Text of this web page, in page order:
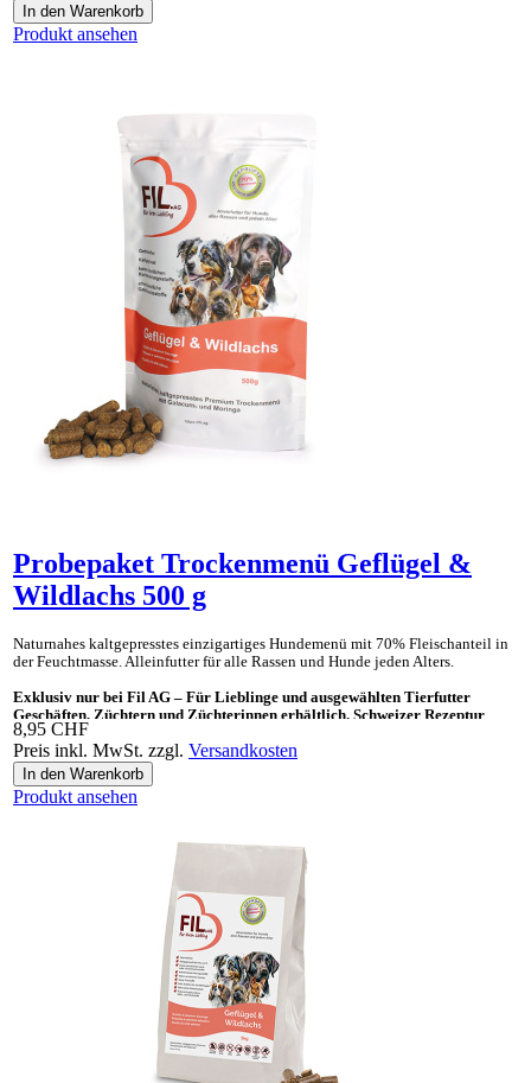
Produkt ansehen
Probepaket Trockenmenü Geflügel &
Wildlachs 500 g
Naturnahes kaltgepresstes einzig­artiges Hunde­menü mit 70% Fleisch­anteil in
der Feucht­masse. Allein­futter für alle Rassen und Hunde jeden Alters.
Exklusiv nur bei Fil AG – Für Lieblinge und ausgewählten Tierfutter
Geschäften, Züchtern und Züchterinnen erhältlich. Schweizer Rezeptur
Ideal auch als «Gesundes Leckerli» und Ergänzungsnahrung für BARF.
8,95 CHF
Preis inkl. MwSt. zzgl. Versandkosten
Produkt ansehen